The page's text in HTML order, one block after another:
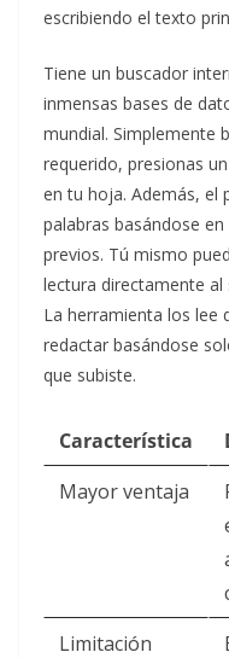
escribiendo el texto
Tiene un buscador
inmensas bases de
mundial. Simplemente
requerido, presionas
en tu hoja. Además, el
palabras basándose
previos. Tú mismo
lectura directamente
La herramienta los lee
redactar basándose
que subiste.
Característica
Mayor ventaja
Limitación